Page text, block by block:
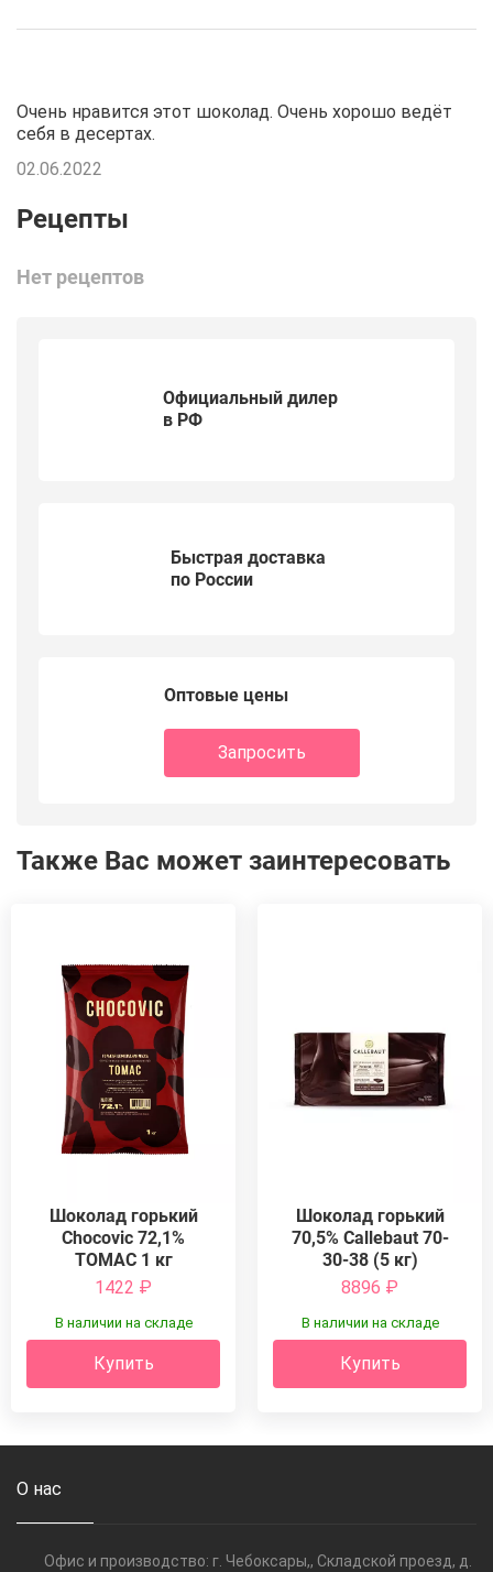
Очень нравится этот шоколад. Очень хорошо ведёт
себя в десертах.
02.06.2022
Нет рецептов
Официальный дилер
в РФ
Быстрая доставка
по России
Оптовые цены
Запросить
Также Вас может заинтересовать
Шоколад горький
Chocovic 72,1%
ТОМАС 1 кг
1422 ₽
В наличии на складе
Купить
Шоколад горький
70,5% Callebaut 70-
30-38 (5 кг)
8896 ₽
В наличии на складе
Купить
О нас
Офис и производство: г. Чебоксары,, Складской проезд, д.